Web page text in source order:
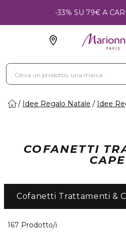
-33% SU 79€ A
Idee Regalo Natale Idee
COFANETTI
Cofanetti Trattamenti &
167 Prodotto/i